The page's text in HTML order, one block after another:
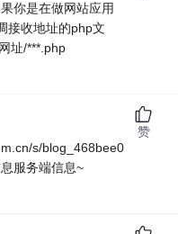
你是在做网站应用
接收地址的php文
址/***.php
s/blog_468bee0
服务端信息~
赞